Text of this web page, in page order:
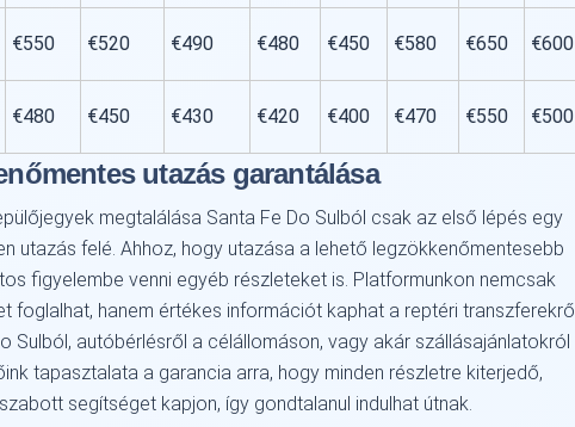
€550 €520 €490 €480 €450 €580 €650 €600
€480 €450 €430 €420 €400 €470 €550 €500
utazás garantálása
megtalálása Santa Fe Do Sulból csak az első lépés egy
utazás felé. Ahhoz, hogy utazása a lehető legzökkenőmentesebb
figyelembe venni egyéb részleteket is. Platformunkon nemcsak
foglalhat, hanem értékes információt kaphat a reptéri transzferekről
Sulból, autóbérlésről a célállomáson, vagy akár szállásajánlatokról
tapasztalata a garancia arra, hogy minden részletre kiterjedő,
segítséget kapjon, így gondtalanul indulhat útnak.